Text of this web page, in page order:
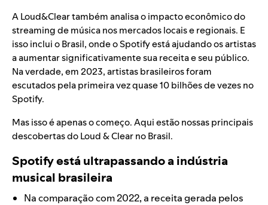
A Loud&Clear também analisa o impacto econômico do
streaming de música nos mercados locais e regionais. E
isso inclui o Brasil, onde o Spotify está ajudando os artistas
a aumentar significativamente sua receita e seu público.
Na verdade, em 2023, artistas brasileiros foram
escutados pela primeira vez quase 10 bilhões de vezes no
Spotify.
Mas isso é apenas o começo. Aqui estão nossas principais
descobertas do Loud & Clear no Brasil.
Spotify está ultrapassando a indústria
musical brasileira
Na comparação com 2022, a receita gerada pelos